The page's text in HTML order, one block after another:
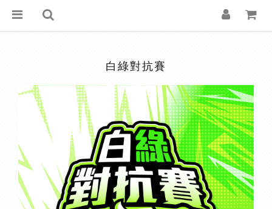
白綠對抗賽